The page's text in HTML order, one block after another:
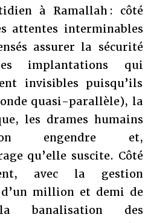
à Ramallah : côté
attentes interminables
assurer la sécurité
implantations qui
invisibles puisqu’ils
quasi-parallèle), la
les drames humains
engendre et,
qu’elle suscite. Côté
avec la gestion
million et demi de
banalisation des